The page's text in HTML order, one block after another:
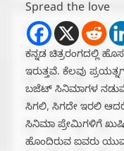
Spread the love
ಕನ್ನಡ ಚಿತ್ರರಂಗದಲ್ಲಿ
ಇರುತ್ತವೆ. ಕೆಲವು
ಬಜೆಟ್ ಸಿನಿಮಾಗಳ ನಡುವೆ
ಸಿಗಲಿ, ಸಿಗದೇ ಇರಲಿ ಆದರೆ
ಸಿನಿಮಾ ಪ್ರೇಮಿಗಳಿಗೆ
ಹೊಂದಿರುವ ಐವರು